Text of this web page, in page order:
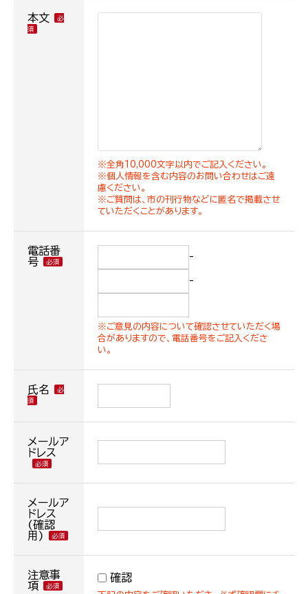
本文
※全角10,000文字以内でご記入ください。
※個人情報を含む内容のお問い合わせはご遠
慮ください。
※ご質問は、市の刊行物などに匿名で掲載させ
ていただくことがあります。
電話番
号
-
-
※ご意見の内容について確認させていただく場
合がありますので、電話番号をご記入くださ
い。
氏名
メールア
ドレス
メールア
ドレス
(確認
用)
注意事
項
確認